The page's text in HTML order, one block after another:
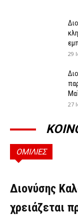
29
27
ΟΜΙΛΙΕΣ
ΟΜΙΛΊΕΣ
Διονύσης
χρειάζεται